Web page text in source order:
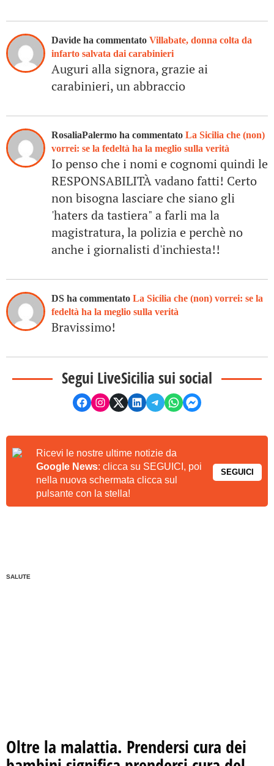
Davide ha commentato Villabate, donna colta da
infarto salvata dai carabinieri
Auguri alla signora, grazie ai
carabinieri, un abbraccio
RosaliaPalermo ha commentato La Sicilia che (non)
vorrei: se la fedeltà ha la meglio sulla verità
Io penso che i nomi e cognomi quindi le
RESPONSABILITÀ vadano fatti! Certo
non bisogna lasciare che siano gli
'haters da tastiera" a farli ma la
magistratura, la polizia e perchè no
anche i giornalisti d'inchiesta!!
DS ha commentato La Sicilia che (non) vorrei: se la
fedeltà ha la meglio sulla verità
Bravissimo!
Segui LiveSicilia sui social
Ricevi le nostre ultime notizie da
Google News: clicca su SEGUICI, poi
nella nuova schermata clicca sul
pulsante con la stella!
SEGUICI
SALUTE
Oltre la malattia. Prendersi cura dei